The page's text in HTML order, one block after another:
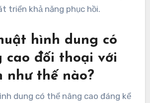
triển khả năng phục hồi.
hình dung có
cao đối thoại với
như thế nào?
dung có thể nâng cao đáng kể